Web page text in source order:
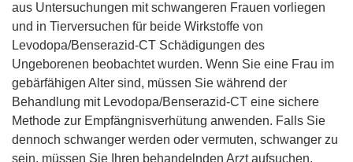
aus Untersuchungen mit schwangeren Frauen vorliegen
und in Tierversuchen für beide Wirkstoffe von
Levodopa/Benserazid-CT Schädigungen des
Ungeborenen beobachtet wurden. Wenn Sie eine Frau im
gebärfähigen Alter sind, müssen Sie während der
Behandlung mit Levodopa/Benserazid-CT eine sichere
Methode zur Empfängnisverhütung anwenden. Falls Sie
dennoch schwanger werden oder vermuten, schwanger zu
sein, müssen Sie Ihren behandelnden Arzt aufsuchen.